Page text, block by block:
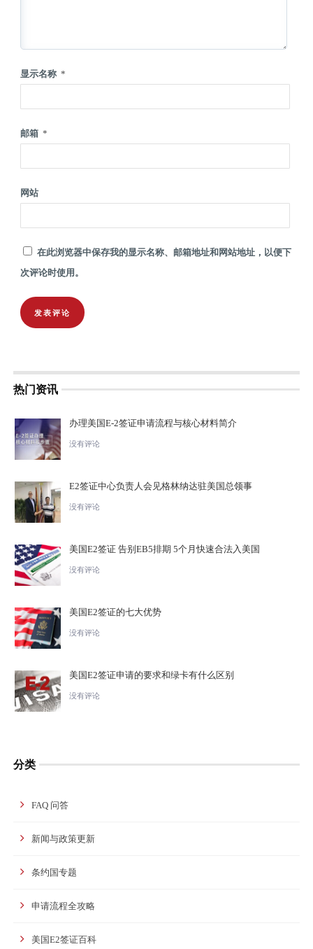
显示名称 *
邮箱 *
网站
在此浏览器中保存我的显示名称、邮箱地址和网站地址，以便下
次评论时使用。
热门资讯
办理美国E-2签证申请流程与核心材料简介
没有评论
E2签证中心负责人会见格林纳达驻美国总领事
没有评论
美国E2签证 告别EB5排期 5个月快速合法入美国
没有评论
美国E2签证的七大优势
没有评论
美国E2签证申请的要求和绿卡有什么区别
没有评论
分类
FAQ 问答
新闻与政策更新
条约国专题
申请流程全攻略
美国E2签证百科